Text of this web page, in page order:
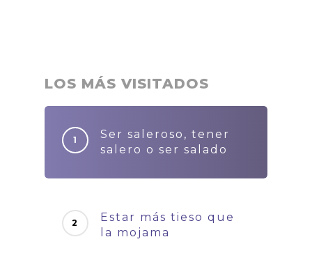
LOS MÁS VISITADOS
Ser saleroso, tener
salero o ser salado
Estar más tieso que
la mojama